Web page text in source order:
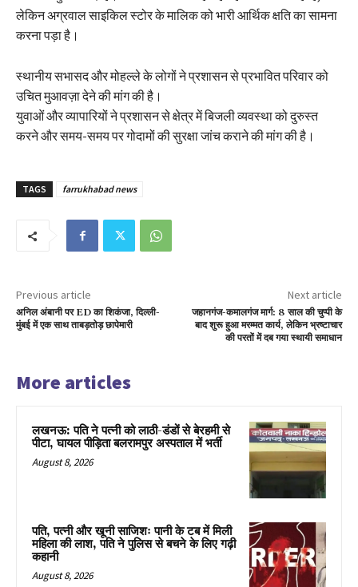
लेकिन अग्रवाल साइकिल स्टोर के मालिक को भारी आर्थिक क्षति का सामना
करना पड़ा है।
स्थानीय सभासद और मोहल्ले के लोगों ने प्रशासन से प्रभावित परिवार को
उचित मुआवज़ा देने की मांग की है।
युवाओं और व्यापारियों ने प्रशासन से क्षेत्र में बिजली व्यवस्था को दुरुस्त
करने और समय-समय पर गोदामों की सुरक्षा जांच कराने की मांग की है।
TAGS farrukhabad news
Previous article
अनिल अंबानी पर ED का शिकंजा, दिल्ली-
मुंबई में एक साथ ताबड़तोड़ छापेमारी
Next article
जहानगंज-कमालगंज मार्ग: 8 साल की चुप्पी के
बाद शुरू हुआ मरम्मत कार्य, लेकिन भ्रष्टाचार
की परतों में दब गया स्थायी समाधान
More articles
लखनऊ: पति ने पत्नी को लाठी-डंडों से बेरहमी से
पीटा, घायल पीड़िता बलरामपुर अस्पताल में भर्ती
August 8, 2026
पति, पत्नी और खूनी साजिशः पानी के टब में मिली
महिला की लाश, पति ने पुलिस से बचने के लिए गढ़ी
कहानी
August 8, 2026